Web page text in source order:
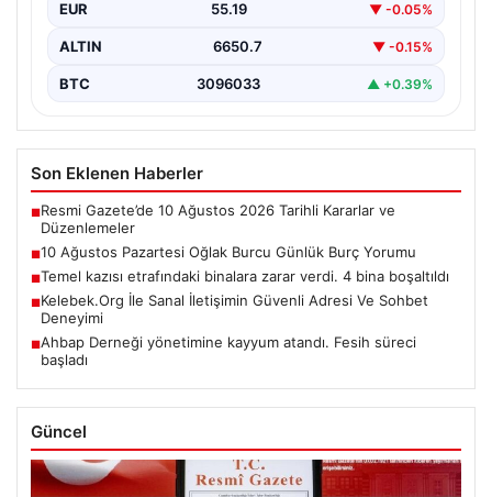
EUR 55.19 ▼ -0.05%
ALTIN 6650.7 ▼ -0.15%
BTC 3096033 ▲ +0.39%
Son Eklenen Haberler
■Resmi Gazete’de 10 Ağustos 2026 Tarihli Kararlar ve
Düzenlemeler
■10 Ağustos Pazartesi Oğlak Burcu Günlük Burç Yorumu
■Temel kazısı etrafındaki binalara zarar verdi. 4 bina boşaltıldı
■Kelebek.Org İle Sanal İletişimin Güvenli Adresi Ve Sohbet
Deneyimi
■Ahbap Derneği yönetimine kayyum atandı. Fesih süreci
başladı
Güncel